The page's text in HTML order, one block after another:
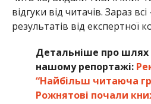
відгуки від читачів. Зараз
результатів від експертної
Детальніше про
нашому репортажі:
“Найбільш читаюча
Рожнятові почали